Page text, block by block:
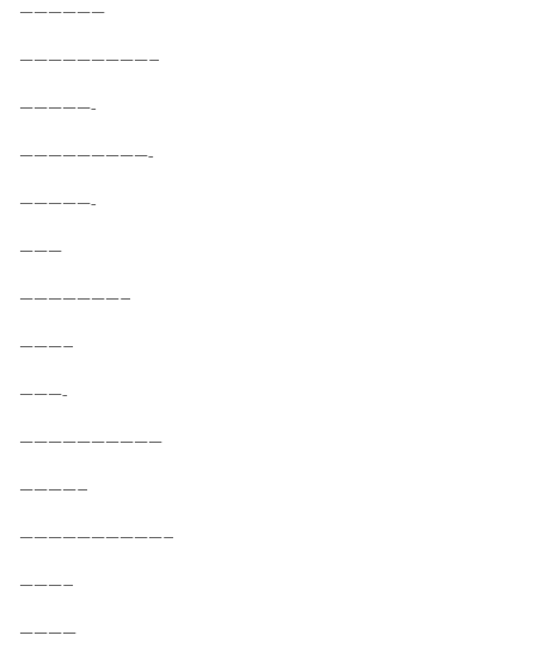
——————
—————————–
—————-
—————————-
—————-
———
———————–
———–
———-
——————————
————–
——————————–
———–
————